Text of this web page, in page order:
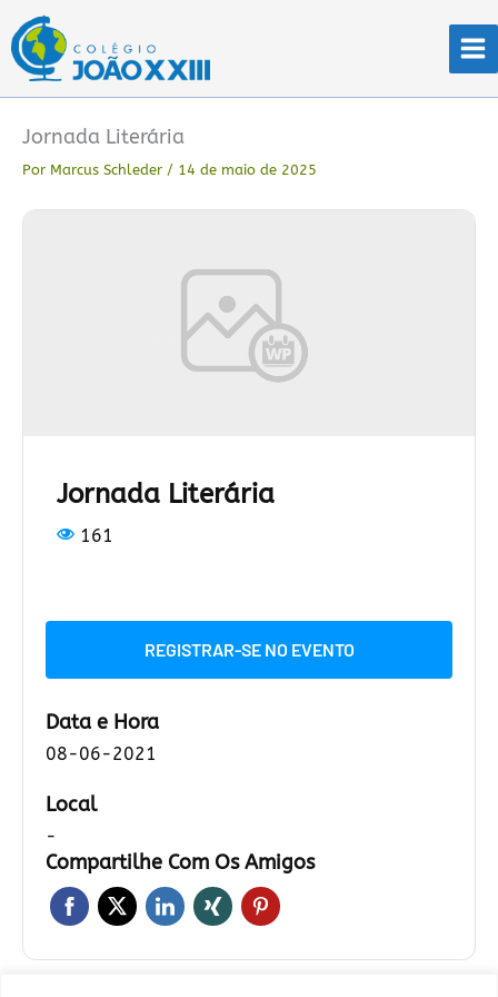
para
conteúdo
Jornada Literária
Por Marcus Schleder / 14 de maio de 2025
Jornada Literária
161
REGISTRAR-SE NO EVENTO
Data e Hora
08-06-2021
Local
-
Compartilhe Com Os Amigos